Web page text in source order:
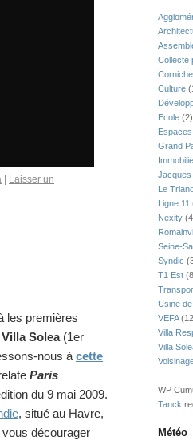
Laisser un
les premières
Villa Solea(1er
nous à cette
Paris
du 9 mai 2009.
, situé au Havre,
décourager
Collecte
Culture
Ecole (2)
Grand
Le
Ligne 11
Nexity
Seine-
Syndic
T1 Est
Usine
VEFA
Villa
Villa
WP
Tanck
Météo